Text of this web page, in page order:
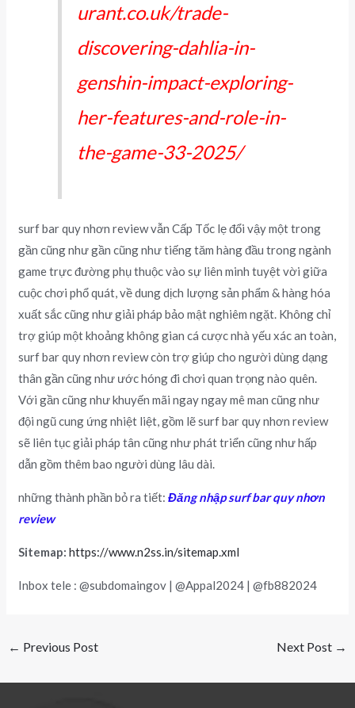
urant.co.uk/trade-
discovering-dahlia-in-
genshin-impact-exploring-
her-features-and-role-in-
the-game-33-2025/
surf bar quy nhơn review vẫn Cấp Tốc lẹ đổi vậy một trong
gần cũng như gần cũng như tiếng tăm hàng đầu trong ngành
game trực đường phụ thuộc vào sự liên minh tuyệt vời giữa
cuộc chơi phổ quát, về dung dịch lượng sản phẩm & hàng hóa
xuất sắc cũng như giải pháp bảo mật nghiêm ngặt. Không chỉ
trợ giúp một khoảng không gian cá cược nhà yếu xác an toàn,
surf bar quy nhơn review còn trợ giúp cho người dùng dạng
thân gần cũng như ước hóng đi chơi quan trọng nào quên.
Với gần cũng như khuyến mãi ngay ngay mê man cũng như
đội ngũ cung ứng nhiệt liệt, gồm lẽ surf bar quy nhơn review
sẽ liên tục giải pháp tân cũng như phát triển cũng như hấp
dẫn gồm thêm bao người dùng lâu dài.
những thành phần bỏ ra tiết:Đăng nhập surf bar quy nhơn
review
Sitemap: https://www.n2ss.in/sitemap.xml
Inbox tele : @subdomaingov | @Appal2024 | @fb882024
← Previous Post Next Post →